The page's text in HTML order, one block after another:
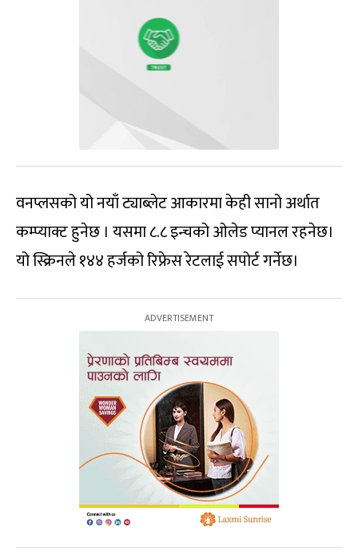
वनप्लसको यो नयाँ ट्याब्लेट आकारमा केही सानो अर्थात
कम्प्याक्ट हुनेछ । यसमा ८.८ इन्चको ओलेड प्यानल रहनेछ।
यो स्क्रिनले १४४ हर्जको रिफ्रेस रेटलाई सपोर्ट गर्नेछ।